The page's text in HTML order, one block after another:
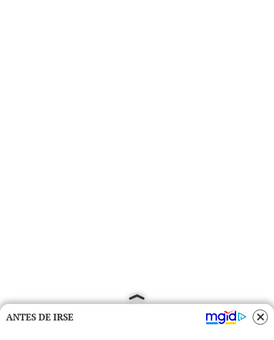
ANTES DE IRSE